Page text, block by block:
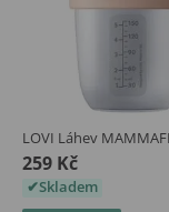
LOVI Láhev
259 Kč
Skladem